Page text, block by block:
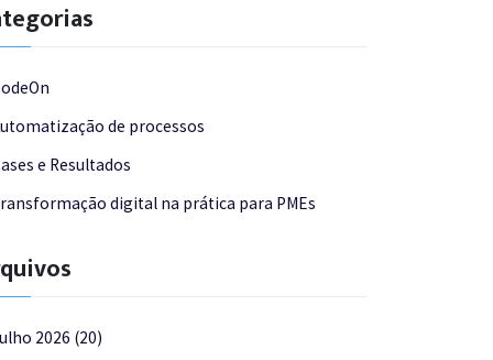
de processos
e Resultados
digital na prática para PMEs
2026 (20)